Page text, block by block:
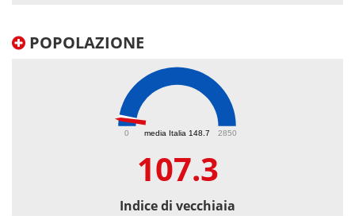
POPOLAZIONE
media Italia 148.7
0 2850
107.3
Indice di vecchiaia